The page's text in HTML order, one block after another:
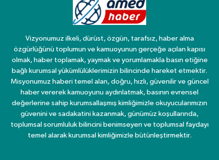
Vizyonumuz ilkeli, dürüst, özgün, tarafsız, haber alma
özgürlüğünü toplumun ve kamuoyunun gerçeğe açılan kapısı
olmak, haber toplamak, yaymak ve yorumlamakla basın etiğine
bağlı kurumsal yükümlülüklerimizin bilincinde hareket etmektir.
Misyonumuz haberi temel alan, doğru, hızlı, güvenilir ve güncel
haber vererek kamuoyunu aydınlatmak, basının evrensel
değerlerine sahip kurumsallaşmış kimliğimizle okuyucularımızın
güvenini ve sadakatini kazanmak, günümüz koşullarında,
toplumsal sorumluluk bilincini benimseyen ve toplumsal faydayı
temel alarak kurumsal kimliğimizle bütünleştirmektir.